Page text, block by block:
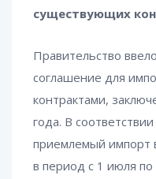
существующих
Правительство
соглашение для
контрактами,
года. В
приемлемый импорт
в период с 1 июля